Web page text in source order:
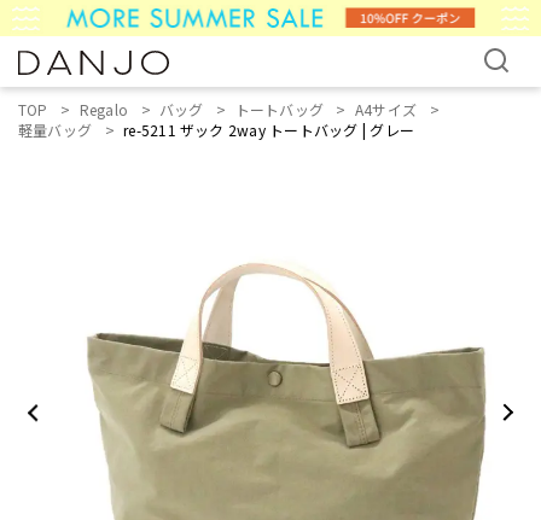
TOP Regalo バッグ トートバッグ
A4サイズ
軽量バッグ
re-5211 ザック 2way トートバッグ | グレー